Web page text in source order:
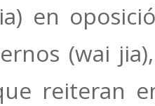
en
(wai
reiteran